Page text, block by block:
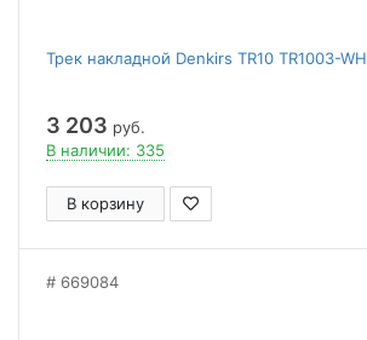
Трек накладной Denkirs TR10 TR1003-WH
3 203 руб.
В наличии: 335
В корзину
669084